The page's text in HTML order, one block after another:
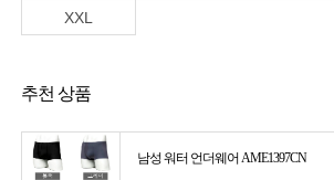
XXL
추천 상품
남성 워터 언더웨어 AME1397CN